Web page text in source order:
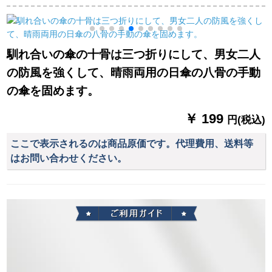
乗りのオーストリア
は、厚みのある防水
ポリンチを追加しま
した。
用傘
机です。傘立て会社
のロビ・ホーテの銀
行のデパトには、傘
立てのプリクラが10
頭前に置いてありま
す。
馴れ合いの傘の十骨は三つ折りにして、男女二人
の防風を強くして、晴雨両用の日傘の八骨の手動
の傘を固めます。
￥ 199 円(税込)
ここで表示されるのは商品原価です。代理費用、送料等
はお問い合わせください。